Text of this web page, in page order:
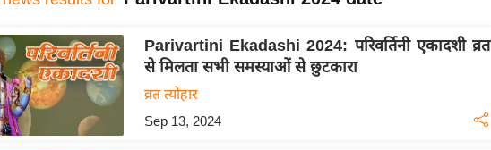
Parivartini Ekadashi 2024: परिवर्तिनी एकादशी व्रत
से मिलता सभी समस्याओं से छुटकारा
व्रत त्योहार
Sep 13, 2024